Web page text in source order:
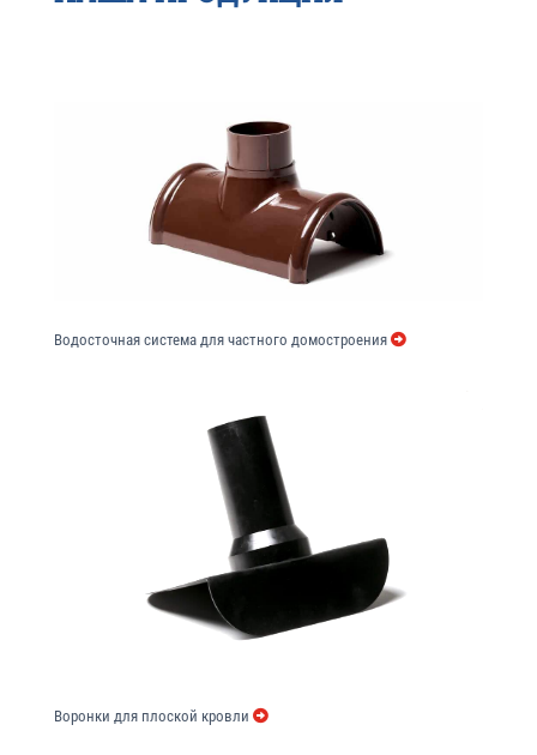
Водосточная система для частного домостроения
Воронки для плоской кровли